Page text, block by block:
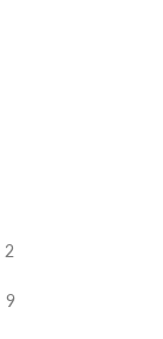
2
9